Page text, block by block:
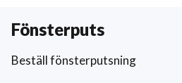
Fönsterputs
Beställ fönsterputsning